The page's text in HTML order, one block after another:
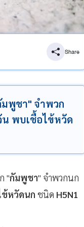
Share
พูชา" จำพวก
น พบเชื้อไข้หวัด
"กัมพูชา" จำพวกนก
หวัดนก ชนิด H5N1